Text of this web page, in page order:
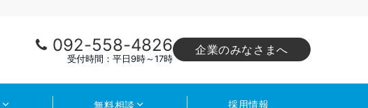
092-558-4826
受付時間：平日9時～17時
企業のみなさまへ
無料相談 採用情報